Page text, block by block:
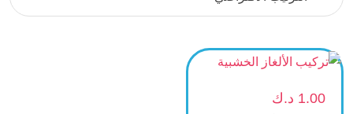
1.00 د.ك